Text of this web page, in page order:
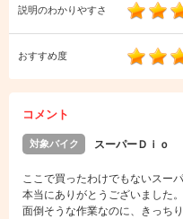
説明のわかりやすさ
おすすめ度
コメント
対象バイク スーパーＤｉｏ
ここで買ったわけでもないスー
本当にありがとうございました
面倒そうな作業なのに、きっち